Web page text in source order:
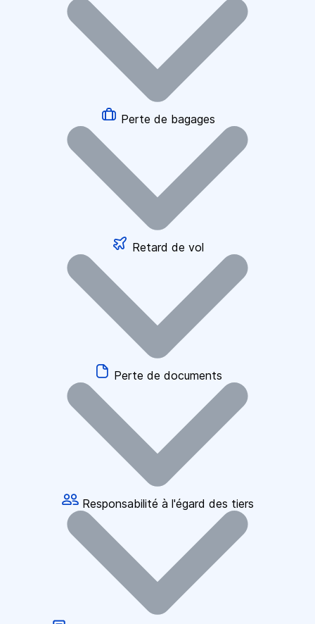
Perte de bagages
Retard de vol
Perte de documents
Responsabilité à l'égard des tiers